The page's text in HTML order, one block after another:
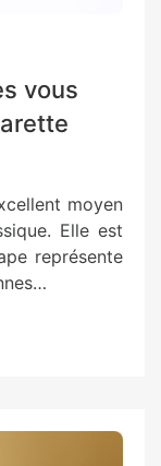
vous
moyen
Elle est
représente